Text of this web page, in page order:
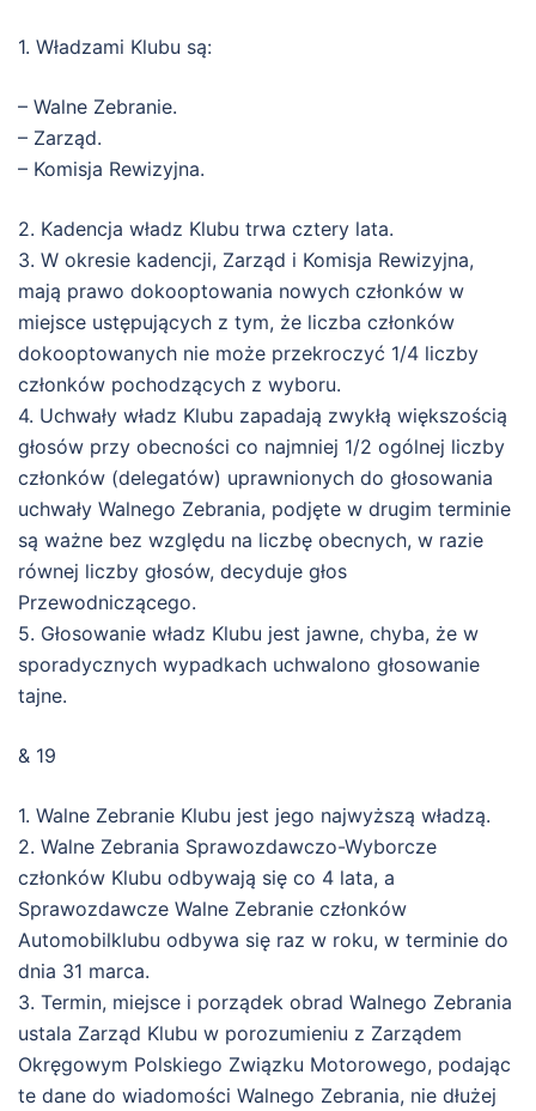
1. Władzami Klubu są:
– Walne Zebranie.
– Zarząd.
– Komisja Rewizyjna.
2. Kadencja władz Klubu trwa cztery lata.
3. W okresie kadencji, Zarząd i Komisja Rewizyjna,
mają prawo dokooptowania nowych członków w
miejsce ustępujących z tym, że liczba członków
dokooptowanych nie może przekroczyć 1/4 liczby
członków pochodzących z wyboru.
4. Uchwały władz Klubu zapadają zwykłą większością
głosów przy obecności co najmniej 1/2 ogólnej liczby
członków (delegatów) uprawnionych do głosowania
uchwały Walnego Zebrania, podjęte w drugim terminie
są ważne bez względu na liczbę obecnych, w razie
równej liczby głosów, decyduje głos
Przewodniczącego.
5. Głosowanie władz Klubu jest jawne, chyba, że w
sporadycznych wypadkach uchwalono głosowanie
tajne.
& 19
1. Walne Zebranie Klubu jest jego najwyższą władzą.
2. Walne Zebrania Sprawozdawczo-Wyborcze
członków Klubu odbywają się co 4 lata, a
Sprawozdawcze Walne Zebranie członków
Automobilklubu odbywa się raz w roku, w terminie do
dnia 31 marca.
3. Termin, miejsce i porządek obrad Walnego Zebrania
ustala Zarząd Klubu w porozumieniu z Zarządem
Okręgowym Polskiego Związku Motorowego, podając
te dane do wiadomości Walnego Zebrania, nie dłużej